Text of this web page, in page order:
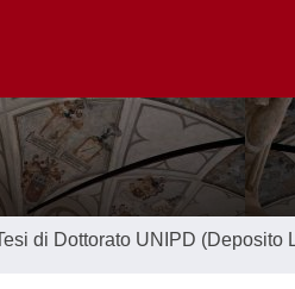
di Dottorato UNIPD (Deposito